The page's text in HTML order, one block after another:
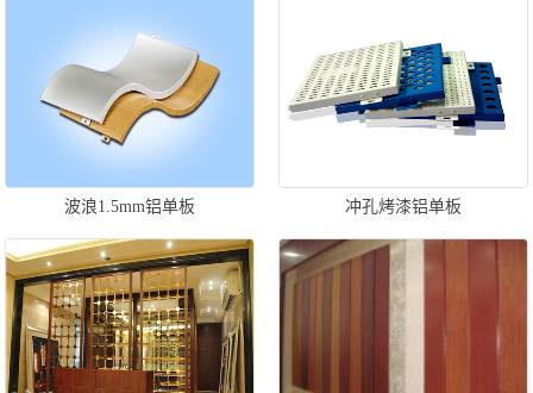
波浪1.5mm铝单板 冲孔烤漆铝单板